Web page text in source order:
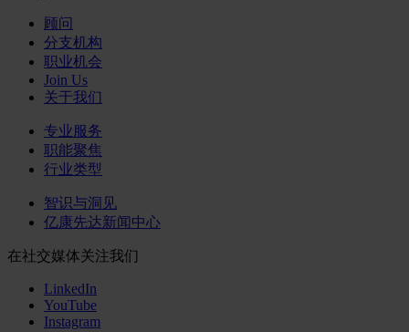
顾问
分支机构
职业机会
Join Us
关于我们
专业服务
职能聚焦
行业类型
智识与洞见
亿康先达新闻中心
在社交媒体关注我们
LinkedIn
YouTube
Instagram